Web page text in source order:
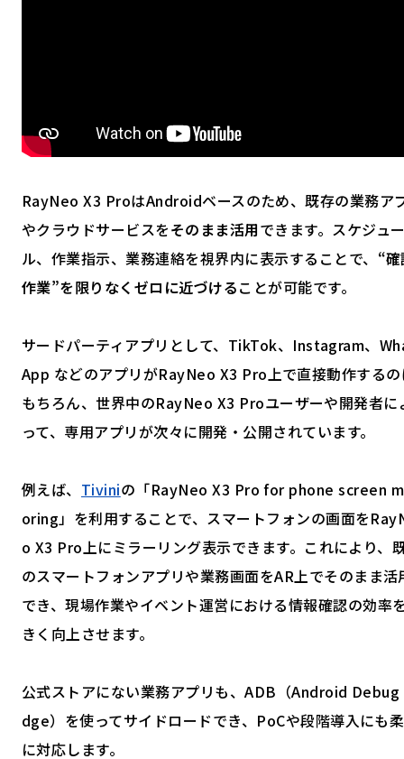
RayNeo X3 ProはAndroidベースのため、既存の業務ア
やクラウドサービスをそのまま活用できます。スケジュ
ル、作業指示、業務連絡を視界内に表示することで、 “
作業”を限りなくゼロに近づけることが可能です。
サードパーティアプリとして、TikTok、Instagram、
App などのアプリがRayNeo X3 Pro上で直接動作する
もちろん、世界中のRayNeo X3 Proユーザーや開発者に
って、専用アプリが次々に開発・公開されています。
例えば、 Tiviniの「RayNeo X3 Pro for phone screen
oring」を利用することで、スマートフォンの画面を
o X3 Pro上にミラーリング表示できます。これにより、
のスマートフォンアプリや業務画面をAR上でそのまま活
でき、現場作業やイベント運営における情報確認の効率
きく向上させます。
公式ストアにない業務アプリも、ADB（Android
dge）を使ってサイドロードでき、PoCや段階導入にも
に対応します。